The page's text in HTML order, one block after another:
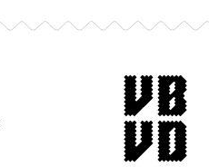
museum van